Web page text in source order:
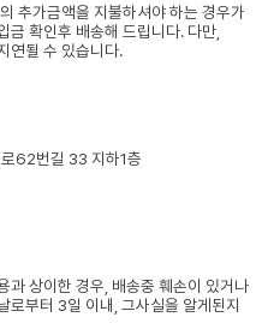
추가금액을 지불하셔야 하는 경우가
금 확인후 배송해 드립니다. 다만,
연될 수 있습니다.
62번길 33 지하1층
과 상이한 경우, 배송중 훼손이 있거나
로부터 3일 이내, 그사실을 알게된지